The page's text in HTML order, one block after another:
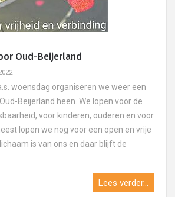
Oud-Beijerland
woensdag organiseren we weer een
Beijerland heen. We lopen voor de
voor kinderen, ouderen en voor
lopen we nog voor een open en vrije
is van ons en daar blijft de
Lees verder...